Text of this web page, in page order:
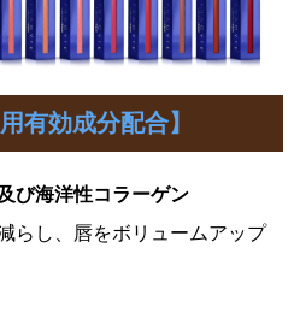
有効成分配合】
び海洋性コラーゲン
らし、唇をボリュームアップ